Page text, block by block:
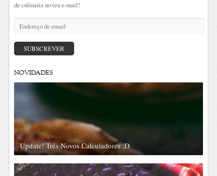
de culinária no teu e-mail!
Endereço
email
SUBSCREVER
NOVIDADES
Update! Três Novos Calculadores ;D